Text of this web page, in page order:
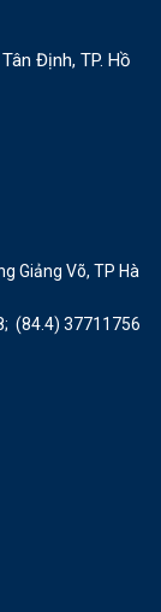
Định, TP. Hồ
Giảng Võ, TP Hà
(84.4) 37711756